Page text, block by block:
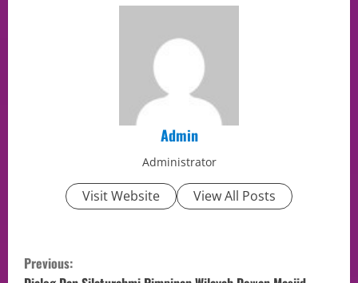
Admin
Administrator
Visit Website View All Posts
Previous: